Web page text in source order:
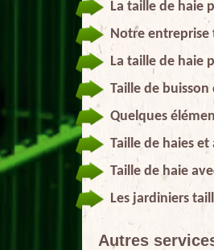
La taille de haie
Notre entreprise
La taille de haie
Taille de buisson
Quelques
Taille de haies
Taille de haie
Les jardiniers
Autres